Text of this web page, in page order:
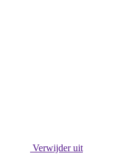
Verwijder uit